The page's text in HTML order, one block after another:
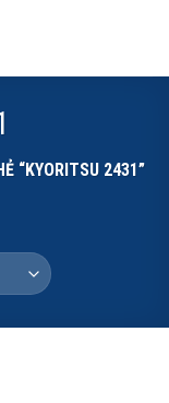
“KYORITSU 2431”